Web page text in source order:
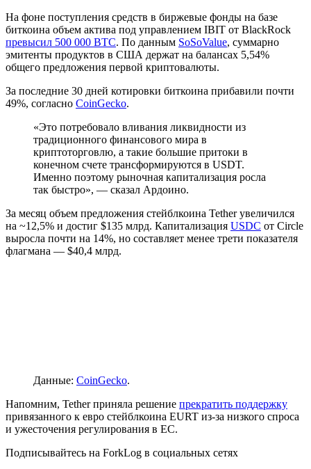
На фоне поступления средств в биржевые фонды на базе
биткоина объем актива под управлением IBIT от BlackRock
превысил 500 000 BTC. По данным SoSoValue, суммарно
эмитенты продуктов в США держат на балансах 5,54%
общего предложения первой криптовалюты.
За последние 30 дней котировки биткоина прибавили почти
49%, согласно CoinGecko.
«Это потребовало вливания ликвидности из
традиционного финансового мира в
криптоторговлю, а такие большие притоки в
конечном счете трансформируются в USDT.
Именно поэтому рыночная капитализация росла
так быстро», — сказал Ардоино.
За месяц объем предложения стейблкоина Tether увеличился
на ~12,5% и достиг $135 млрд. Капитализация USDC от Circle
выросла почти на 14%, но составляет менее трети показателя
флагмана — $40,4 млрд.
Данные: CoinGecko.
Напомним, Tether приняла решение прекратить поддержку
привязанного к евро стейблкоина EURT из-за низкого спроса
и ужесточения регулирования в ЕС.
Подписывайтесь на ForkLog в социальных сетях